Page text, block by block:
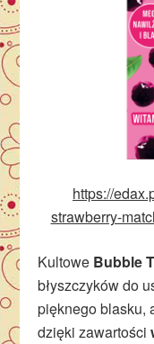
https://
strawberry-
Kultowe Bubble
błyszczyków do
pięknego blasku,
dzięki zawartości